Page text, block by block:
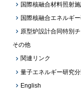
国際核融合材料照射
国際核融合エネルギ
原型炉設計合同特別
その他
関連リンク
量子エネルギー研究
English